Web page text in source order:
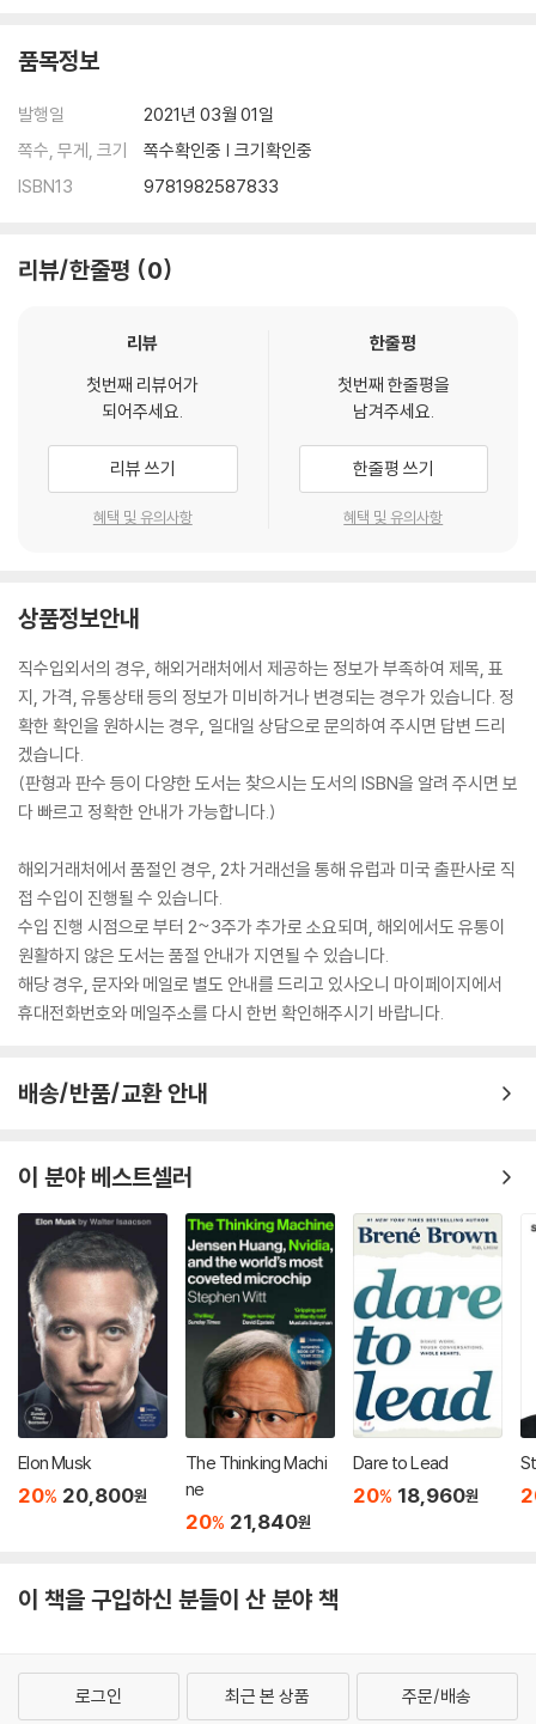
품목정보
발행일
2021년 03월 01일
쪽수, 무게, 크기
쪽수확인중 | 크기확인중
ISBN13
9781982587833
리뷰/한줄평 0
리뷰
첫번째 리뷰어가
되어주세요.
리뷰 쓰기
혜택 및 유의사항
한줄평
첫번째 한줄평을
남겨주세요.
한줄평 쓰기
혜택 및 유의사항
상품정보안내
직수입외서의 경우, 해외거래처에서 제공하는 정보가 부족하여 제목, 표
지, 가격, 유통상태 등의 정보가 미비하거나 변경되는 경우가 있습니다. 정
확한 확인을 원하시는 경우, 일대일 상담으로 문의하여 주시면 답변 드리
겠습니다.
(판형과 판수 등이 다양한 도서는 찾으시는 도서의 ISBN을 알려 주시면 보
다 빠르고 정확한 안내가 가능합니다.)
해외거래처에서 품절인 경우, 2차 거래선을 통해 유럽과 미국 출판사로 직
접 수입이 진행될 수 있습니다.
수입 진행 시점으로 부터 2~3주가 추가로 소요되며, 해외에서도 유통이
원활하지 않은 도서는 품절 안내가 지연될 수 있습니다.
해당 경우, 문자와 메일로 별도 안내를 드리고 있사오니 마이페이지에서
휴대전화번호와 메일주소를 다시 한번 확인해주시기 바랍니다.
배송/반품/교환 안내
이 분야 베스트셀러
Elon Musk
20% 20,800원
The Thinking Machi
ne
20% 21,840원
Dare to Lead
20% 18,960원
이 책을 구입하신 분들이 산 분야 책
로그인 최근 본 상품 주문/배송